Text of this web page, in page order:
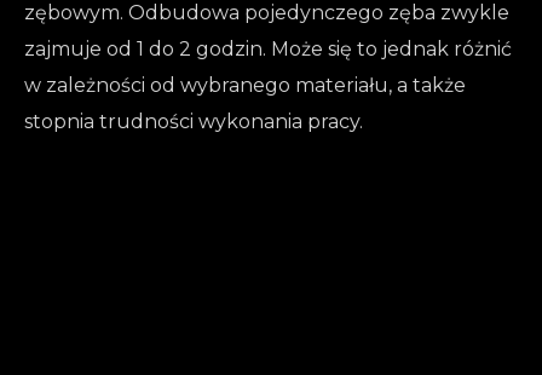
zębowym. Odbudowa pojedynczego zęba zwykle
zajmuje od 1 do 2 godzin. Może się to jednak różnić
w zależności od wybranego materiału, a także
stopnia trudności wykonania pracy.